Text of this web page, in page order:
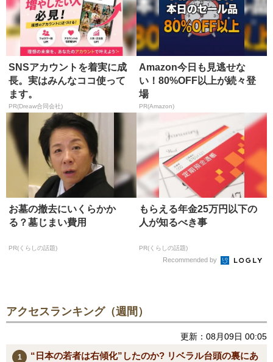
SNSアカウントを着実に成
長。実はみんなココ使って
ます。
PR(Dreaw合同会社)
Amazon今日も見逃せな
い！80%OFF以上が続々登
場
PR(Amazon)
お墓の撤去にいくらかか
る？墓じまい費用
PR(くらしの話題)
もらえる年金25万円以下の
人が知るべき事
PR(くらしの話題)
Recommended by
アクセスランキング（週間）
更新：08月09日 00:05
“日本の若者は右傾化”したのか? リベラル台頭の裏にあ